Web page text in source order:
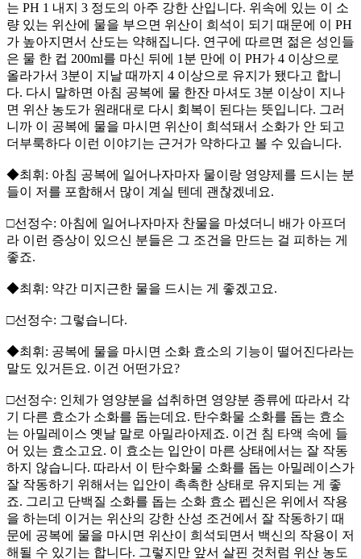
는 PH 1 내지 3 정도의 아주 강한 산입니다. 위속에 있는 이 소
량 있는 위산에 물을 부으면 위산이 희석이 되기 때문에 이 PH
가 높아지면서 산도는 약해집니다. 연구에 따르면 젊은 성인들
은 물 한 컵 200ml를 마신 뒤에 1분 만에 이 PH가 4 이상으로
올라가서 3분이 지날 때까지 4 이상으로 유지가 됐다고 합니
다. 다시 말하면 아침 공복에 물 한잔 마셔도 3분 이상이 지나
면 위산 농도가 원래대로 다시 회복이 된다는 뜻입니다. 그러
니까 이 공복에 물을 마시면 위산이 희석돼서 소화가 안 되고
더부룩하다 이런 이야기는 근거가 약하다고 볼 수 있습니다.
◆최휘: 아침 공복에 일어나자마자 물이랑 영양제를 드시는 분
들이 저를 포함해서 많이 계실 텐데 괜찮겠네요.
□선정수: 아침에 일어나자마자 찬물을 마셨더니 배가 아프더
라 이런 증상이 있으신 분들은 그 조건을 만드는 걸 피하는 게
좋죠.
◆최휘: 약간 미지근한 물을 드시는 게 좋겠고요.
□선정수: 그렇습니다.
◆최휘: 공복에 물을 마시면 소화 효소의 기능이 떨어진다라는
말도 있거든요. 이건 어떤가요?
□선정수: 인체가 영양분을 섭취하면 영양분 종류에 따라서 각
기 다른 효소가 소화를 돕는데요. 탄수화물 소화를 돕는 효소
는 아밀레이스 옛날 말로 아밀라아제죠. 이건 침 타액 속에 들
어 있는 효소고요. 이 효소는 입안이 마른 상태에서는 잘 작동
하지 않습니다. 따라서 이 탄수화물 소화를 돕는 아밀레이스가
잘 작동하기 위해서는 입안이 촉촉한 상태로 유지되는 게 좋
죠. 그리고 단백질 소화를 돕는 소화 효소 펩신은 위에서 작용
을 하는데 이거는 위산의 강한 산성 조건에서 잘 작동하기 때
문에 공복에 물을 마시면 위산이 희석되면서 백신의 작용이 저
해될 수 있기는 합니다. 그렇지만 앞서 살핀 것처럼 위산 농도